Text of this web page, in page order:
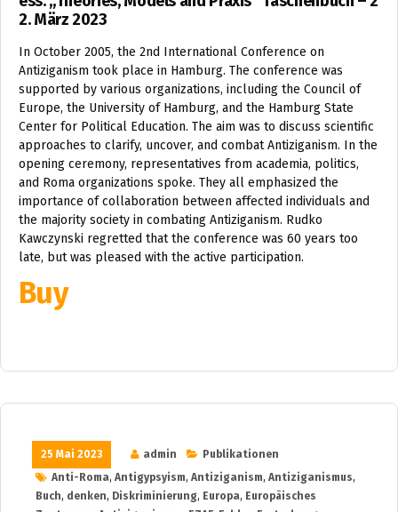
2. März 2023
In October 2005, the 2nd International Conference on
Antiziganism took place in Hamburg. The conference was
supported by various organizations, including the Council of
Europe, the University of Hamburg, and the Hamburg State
Center for Political Education. The aim was to discuss scientific
approaches to clarify, uncover, and combat Antiziganism. In the
opening ceremony, representatives from academia, politics,
and Roma organizations spoke. They all emphasized the
importance of collaboration between affected individuals and
the majority society in combating Antiziganism. Rudko
Kawczynski regretted that the conference was 60 years too
late, but was pleased with the active participation.
Buy
25 Mai 2023 admin
Publikationen
Anti-Roma, Antigypsyism, Antiziganism, Antiziganismus,
Buch, denken, Diskriminierung, Europa, Europäisches